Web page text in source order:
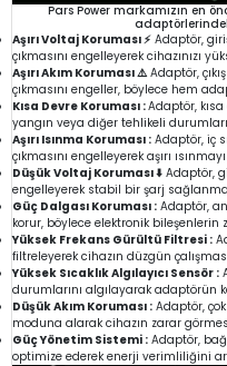
Pars Power markamızın en
Aşırı Voltaj Koruması ⚡ Adaptör,
çıkmasını engelleyerek cihazınızı
Aşırı Akım Koruması ⚠️Adaptör,
çıkmasını engeller, böylece hem
Kısa Devre Koruması :Adaptör,
yangın veya diğer tehlikeli
Aşırı Isınma Koruması : Adaptör, iç
çıkmasını engelleyerek aşırı
Düşük Voltaj Koruması ⬇️ Adaptör,
engelleyerek stabil bir şarj
Güç Dalgası Koruması : Adaptör,
korur, böylece elektronik bileşenlerin
Yüksek Frekans Gürültü Filtresi :
filtreleyerek cihazın düzgün
Yüksek Sıcaklık Algılayıcı Sensör :
durumlarını algılayarak adaptörün
Düşük Akım Koruması : Adaptör,
moduna alarak cihazın zarar
Güç Yönetim Sistemi : Adaptör,
optimize ederek enerji verimliliğini